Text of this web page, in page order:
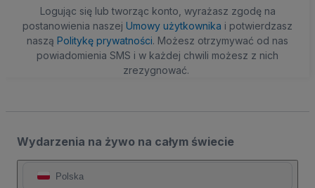
Logując się lub tworząc konto, wyrażasz zgodę na
postanowienia naszej Umowy użytkownika i potwierdzasz
naszą Politykę prywatności. Możesz otrzymywać od nas
powiadomienia SMS i w każdej chwili możesz z nich
zrezygnować.
Wydarzenia na żywo na całym świecie
Polska